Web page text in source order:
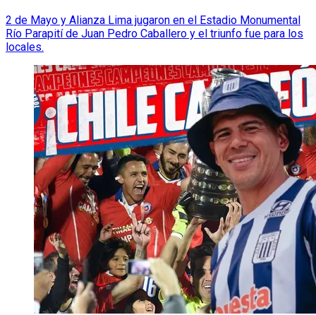
2 de Mayo y Alianza Lima jugaron en el Estadio Monumental
Río Parapití de Juan Pedro Caballero y el triunfo fue para los
locales.